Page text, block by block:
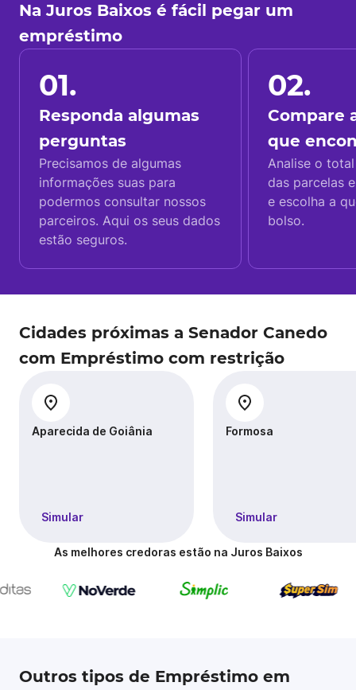
Na Juros Baixos é fácil pegar um
empréstimo
01.
Responda algumas
perguntas
Precisamos de algumas
informações suas para
podermos consultar nossos
parceiros. Aqui os seus dados
estão seguros.
02.
Compare
que
Analise o
das parcelas
e escolha a
bolso.
Cidades próximas a Senador Canedo
com Empréstimo com restrição
Aparecida de Goiânia
Simular
Formosa
Simular
As melhores credoras estão na Juros Baixos
Outros tipos de Empréstimo em